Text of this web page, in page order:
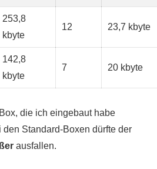
253,8
kbyte
12 23,7 kbyte
142,8
kbyte
7 20 kbyte
die ich eingebaut habe
den Standard-Boxen dürfte der
ausfallen.